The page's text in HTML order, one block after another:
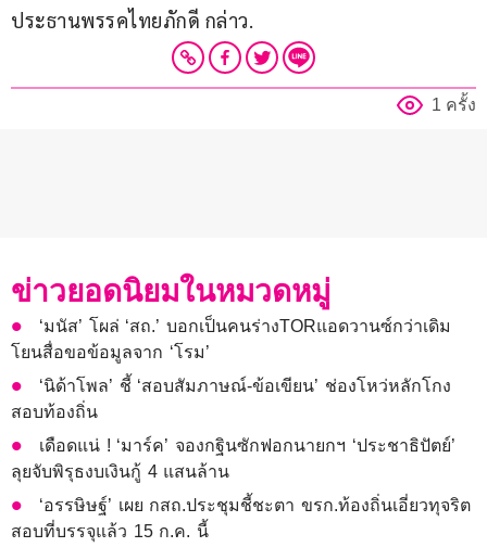
ประธานพรรคไทยภักดี กล่าว.
1 ครั้ง
ข่าวยอดนิยมในหมวดหมู่
‘มนัส’ โผล่ ‘สถ.’ บอกเป็นคนร่างTORแอดวานซ์กว่าเดิม
โยนสื่อขอข้อมูลจาก ‘โรม’
‘นิด้าโพล’ ชี้ ‘สอบสัมภาษณ์-ข้อเขียน’ ช่องโหว่หลักโกง
สอบท้องถิ่น
เดือดแน่ ! ‘มาร์ค’ จองกฐินซักฟอกนายกฯ ‘ประชาธิปัตย์’
ลุยจับพิรุธงบเงินกู้ 4 แสนล้าน
‘อรรษิษฐ์’ เผย กสถ.ประชุมชี้ชะตา ขรก.ท้องถิ่นเอี่ยวทุจริต
สอบที่บรรจุแล้ว 15 ก.ค. นี้